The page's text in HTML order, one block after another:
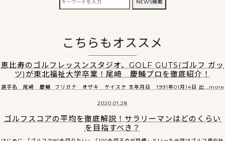
索:
NEWS検索
こちらもオススメ
恵比寿のゴルフレッスンスタジオ、GOLF GUTS(ゴルフ ガッ
ツ)が東北福祉大学卒業！尾崎 慶輔プロを徹底紹介！
選手名 尾崎 慶輔 フリガナ オザキ ケイスケ 生年月日 1991年01月14日 出...more
2020.01.28
ゴルフスコアの平均を徹底解説！サラリーマンはどのくらい
を目指すべき？